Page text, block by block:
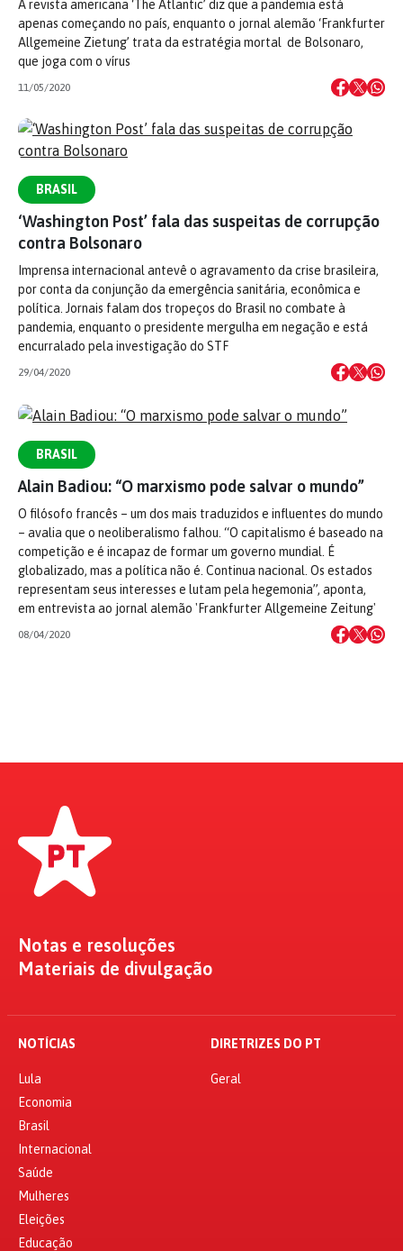
A revista americana ‘The Atlantic’ diz que a pandemia está
apenas começando no país, enquanto o jornal alemão ‘Frankfurter
Allgemeine Zietung’ trata da estratégia mortal de Bolsonaro,
que joga com o vírus
11/05/2020
BRASIL
‘Washington Post’ fala das suspeitas de corrupção
contra Bolsonaro
Imprensa internacional antevê o agravamento da crise brasileira,
por conta da conjunção da emergência sanitária, econômica e
política. Jornais falam dos tropeços do Brasil no combate à
pandemia, enquanto o presidente mergulha em negação e está
encurralado pela investigação do STF
29/04/2020
BRASIL
Alain Badiou: “O marxismo pode salvar o mundo”
O filósofo francês – um dos mais traduzidos e influentes do mundo
– avalia que o neoliberalismo falhou. “O capitalismo é baseado na
competição e é incapaz de formar um governo mundial. É
globalizado, mas a política não é. Continua nacional. Os estados
representam seus interesses e lutam pela hegemonia”, aponta,
em entrevista ao jornal alemão 'Frankfurter Allgemeine Zeitung'
08/04/2020
Notas e resoluções
Materiais de divulgação
NOTÍCIAS
Lula
Economia
Brasil
Internacional
Saúde
Mulheres
Eleições
Educação
DIRETRIZES DO PT
Geral